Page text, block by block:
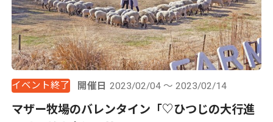
イベント終了 開催日 2023/02/04 ～ 2023/02/14
マザー牧場のバレンタイン「♡ひつじの大行進